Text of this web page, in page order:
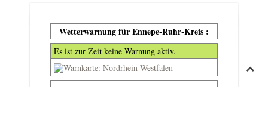
Wetterwarnung für Ennepe-Ruhr-Kreis :
Es ist zur Zeit keine Warnung aktiv.